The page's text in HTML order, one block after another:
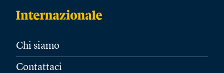
Chi siamo
Contattaci